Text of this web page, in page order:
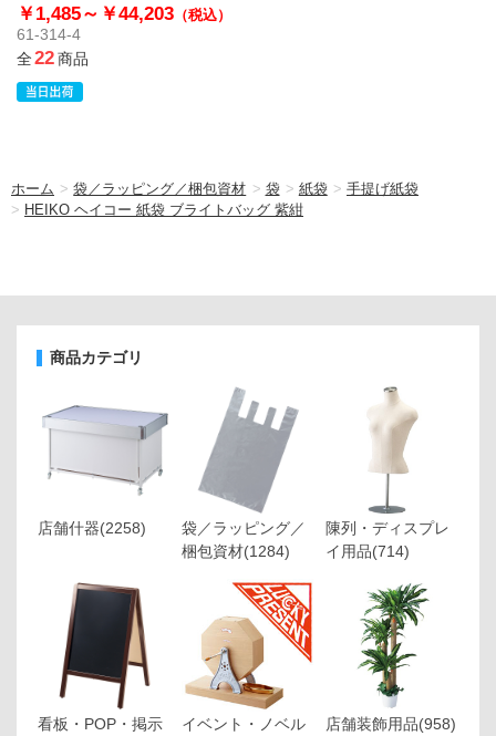
￥1,485～ ￥44,203 （税込）
61-314-4
全22商品
ホーム >袋／ラッピング／梱包資材 > 袋 > 紙袋 > 手提げ紙袋
> HEIKO ヘイコー 紙袋 ブライトバッグ 紫紺
商品カテゴリ
店舗什器(2258)
袋／ラッピング／
梱包資材(1284)
陳列・ディスプレ
イ用品(714)
看板・POP・掲示
イベント・ノベル
店舗装飾用品(958)